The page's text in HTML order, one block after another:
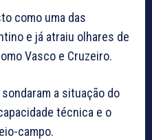
como uma das
e já atraiu olhares de
Vasco e Cruzeiro.
a situação do
técnica e o
campo.